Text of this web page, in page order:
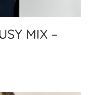
MIX –